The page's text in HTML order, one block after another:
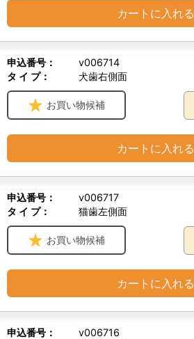
カートに入れる
申込番号：
v006714
タ イ プ：
犬歯右側面
お買い物候補
カートに入れる
申込番号：
v006717
タ イ プ：
猫歯左側面
お買い物候補
カートに入れる
申込番号：
v006716